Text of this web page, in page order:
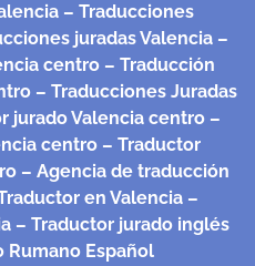
– Traducciones
juradas Valencia –
centro – Traducción
– Traducciones Juradas
jurado Valencia centro –
centro – Traductor
– Agencia de traducción
en Valencia –
– Traductor jurado inglés
Rumano Español